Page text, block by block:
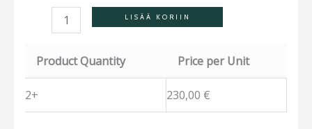
LISÄÄ KORIIN
Product Quantity Price per Unit
2+ 230,00 €